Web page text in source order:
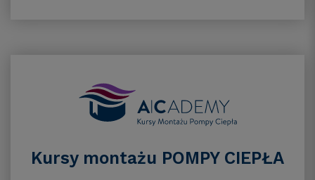
Kursy montażu POMPY CIEPŁA